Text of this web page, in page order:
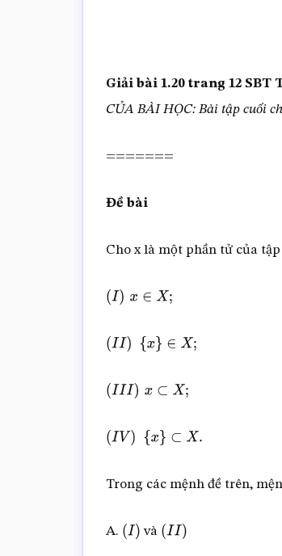
Giải bài 1.20 trang 12 SBT
CỦA BÀI HỌC: Bài tập cuối
=======
Đề bài
Cho x là một phần tử của
(I)x ∈ X;
(II){x ∈X
(III)x⊂X ;
(IV {x ⊂X
Trong các mệnh đề trên,
A. (I) và (II)